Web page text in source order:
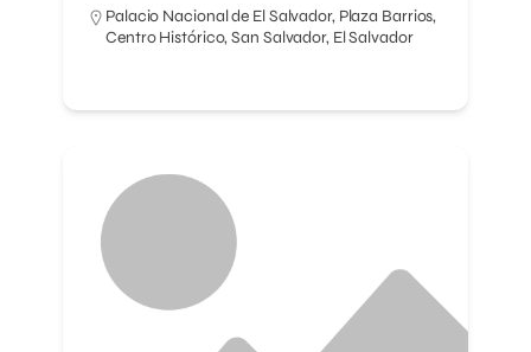
Palacio Nacional de El Salvador, Plaza Barrios,
Centro Histórico, San Salvador, El Salvador